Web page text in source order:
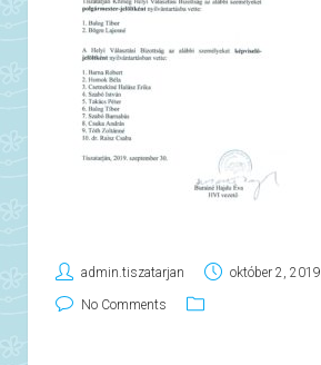
admin.tiszatarjan október 2, 2019
No Comments